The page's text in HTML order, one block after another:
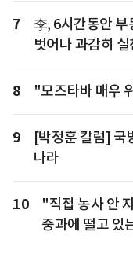
7
李, 6시간동안
벗어나 과감히
8 "모즈타바 매우
9
[박정훈 칼럼] 국
나라
10
"직접 농사 안
중과에 떨고 있